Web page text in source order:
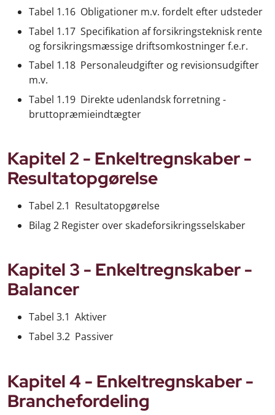
Tabel 1.16 Obligationer m.v. fordelt efter udsteder
Tabel 1.17 Specifikation af forsikringsteknisk rente
og forsikringsmæssige driftsomkostninger f.e.r.
Tabel 1.18 Personaleudgifter og revisionsudgifter
m.v.
Tabel 1.19 Direkte udenlandsk forretning -
bruttopræmieindtægter
Kapitel 2 - Enkeltregnskaber -
Resultatopgørelse
Tabel 2.1 Resultatopgørelse
Bilag 2 Register over skadeforsikringsselskaber
Kapitel 3 - Enkeltregnskaber -
Balancer
Tabel 3.1 Aktiver
Tabel 3.2 Passiver
Kapitel 4 - Enkeltregnskaber -
Branchefordeling